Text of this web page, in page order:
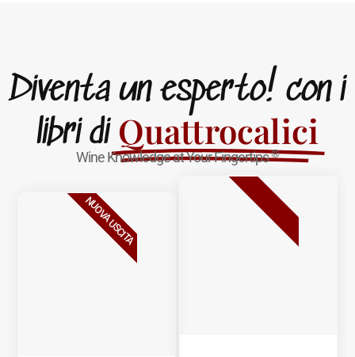
Diventa un esperto! con i
libri di Quattrocalici
Wine Knowledge at Your Fingertips®
NUOVA USCITA BESTSELLER